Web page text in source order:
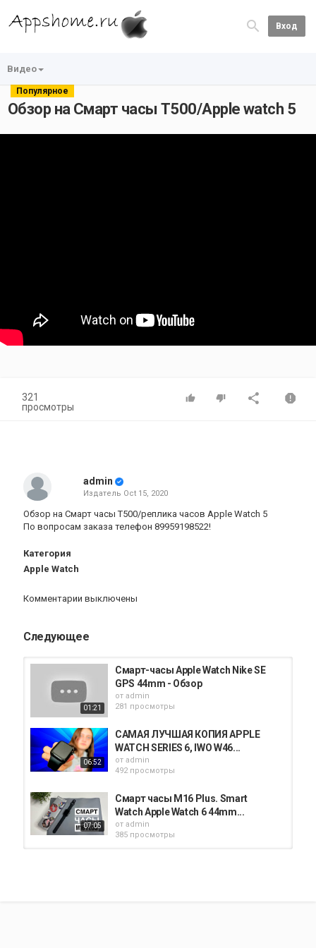
Вход
Видео
Популярное
Обзор на Смарт часы Т500/Apple watch 5
321
просмотры
admin
Издатель Oct 15, 2020
Обзор на Смарт часы Т500/реплика часов Apple Watch 5
По вопросам заказа телефон 89959198522!
Категория
Apple Watch
Комментарии выключены
Следующее
01:21
Смарт-часы Apple Watch Nike SE
GPS 44mm - Обзор
от admin
281 просмотры
06:52
САМАЯ ЛУЧШАЯ КОПИЯ APPLE
WATCH SERIES 6, IWO W46...
от admin
492 просмотры
07:05
Смарт часы M16 Plus. Smart
Watch Apple Watch 6 44mm...
от admin
385 просмотры